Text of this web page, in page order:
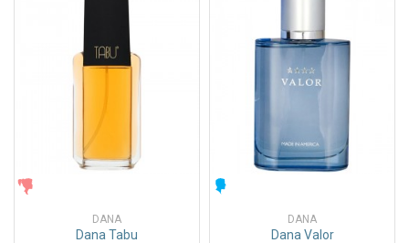
DANA
Dana Tabu
DANA
Dana Valor